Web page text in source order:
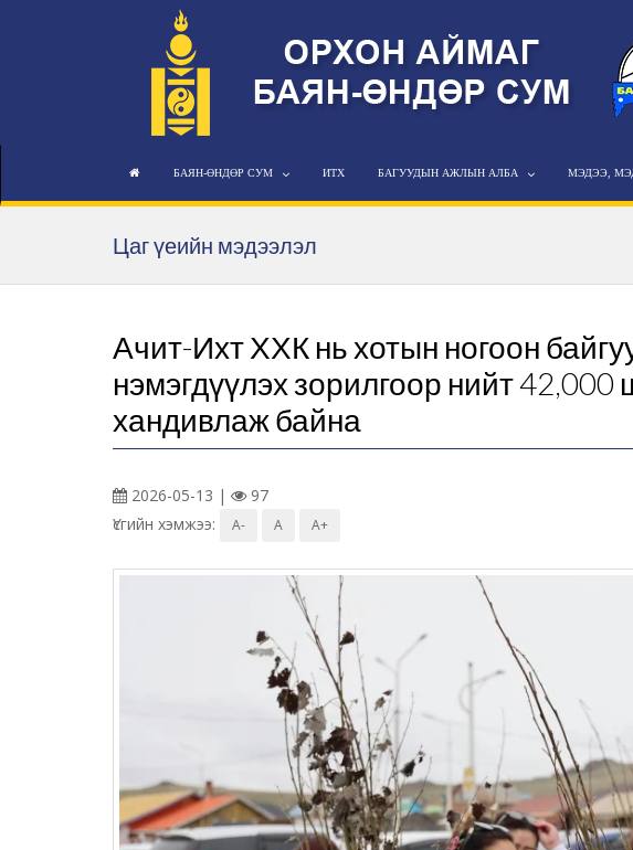
БАЯН-ӨНДӨР СУМ ИТХ БАГУУДЫН АЖЛЫН АЛБА МЭДЭЭ,
Цаг үеийн мэдээлэл
Ачит-Ихт ХХК нь хотын ногоон
нэмэгдүүлэх зорилгоор нийт 42,000
хандивлаж байна
2026-05-13 |
97
Үсгийн хэмжээ:
A- A A+